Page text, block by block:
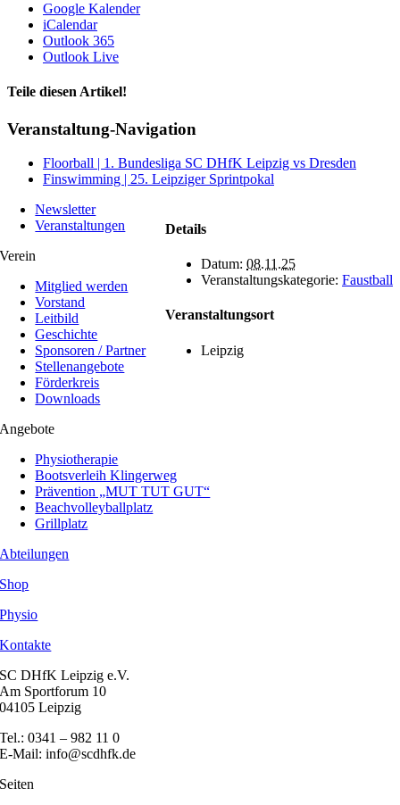
Google Kalender
iCalendar
Outlook 365
Outlook Live
Teile diesen Artikel!
Facebook
X
WhatsApp
Telegram
Veranstaltung-Navigation
Floorball | 1. Bundesliga SC DHfK Leipzig vs Dresden
Finswimming | 25. Leipziger Sprintpokal
Details
Datum: 08.11.25
Veranstaltungskategorie: Faustball
Veranstaltungsort
Leipzig
Newsletter
Veranstaltungen
Verein
Mitglied werden
Vorstand
Leitbild
Geschichte
Sponsoren / Partner
Stellenangebote
Förderkreis
Downloads
Angebote
Physiotherapie
Bootsverleih Klingerweg
Prävention „MUT TUT GUT“
Beachvolleyballplatz
Grillplatz
Abteilungen
Shop
Physio
Kontakte
SC DHfK Leipzig e.V.
Am Sportforum 10
04105 Leipzig
Tel.: 0341 – 982 11 0
E-Mail: info@scdhfk.de
Seiten